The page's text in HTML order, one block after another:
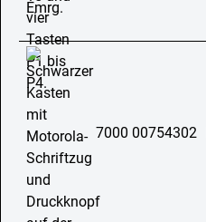
7000 00754302